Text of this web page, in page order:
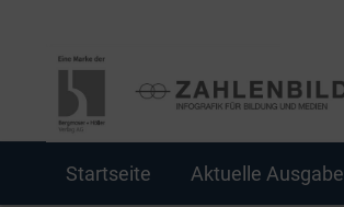
Startseite Aktuelle Ausgabe